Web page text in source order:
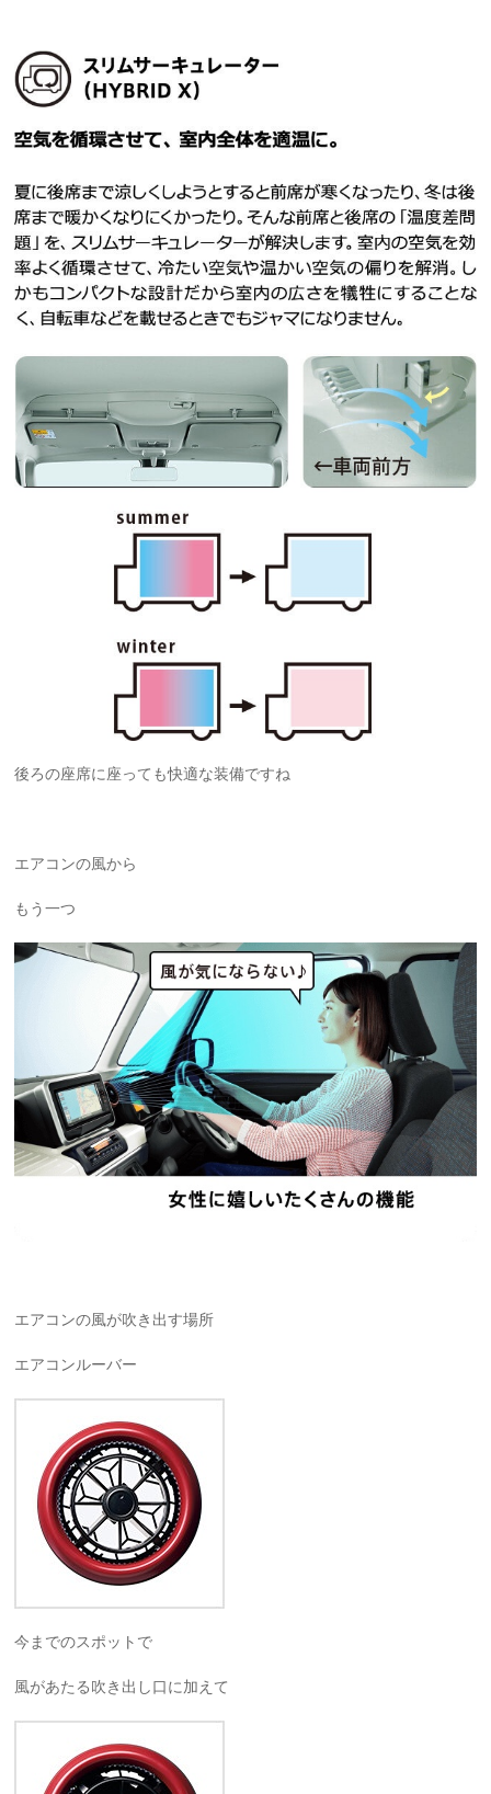
後ろの座席に座っても快適な装備ですね
エアコンの風から
もう一つ
エアコンの風が吹き出す場所
エアコンルーバー
今までのスポットで
風があたる吹き出し口に加えて